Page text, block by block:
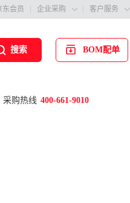
东会员 企业采购  客户服务 
搜索 BOM配单
采购热线 400-661-9010